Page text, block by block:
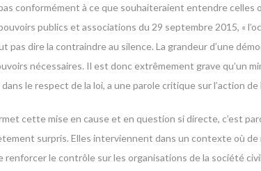
conformément à ce que souhaiteraient entendre
publics et associations du 29 septembre 2015, «
pas dire la contraindre au silence. La grandeur d’une
nécessaires. Il est donc extrêmement grave qu’un
le respect de la loi, a une parole critique sur l’action de
cette mise en cause et en question si directe, c’est
surpris. Elles interviennent dans un contexte où
renforcer le contrôle sur les organisations de la société